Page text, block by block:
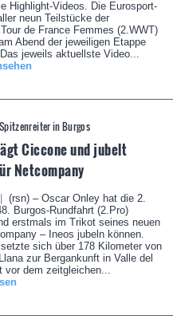
Highlight-Videos. Die Eurosport-
neun Teilstücke der
de France Femmes (2.WWT)
Abend der jeweiligen Etappe
jeweils aktuellste Video...
in Burgos
Ciccone und jubelt
Netcompany
(rsn) – Oscar Onley hat die 2.
Burgos-Rundfahrt (2.Pro)
erstmals im Trikot seines neuen
– Ineos jubeln können.
sich über 178 Kilometer von
zur Bergankunft in Valle del
vor dem zeitgleichen...